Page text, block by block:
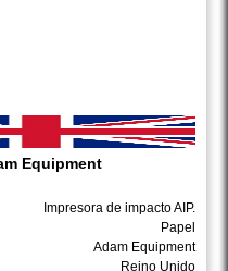
Equipment
Impresora de impacto AIP.
Papel
Adam Equipment
Reino Unido